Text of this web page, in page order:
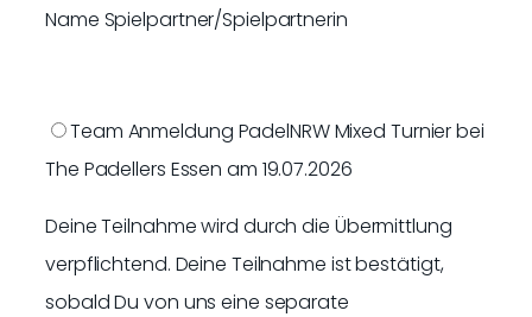
Name Spielpartner/Spielpartnerin
Team Anmeldung PadelNRW Mixed Turnier bei
The Padellers Essen am 19.07.2026
Deine Teilnahme wird durch die Übermittlung
verpflichtend. Deine Teilnahme ist bestätigt,
sobald Du von uns eine separate